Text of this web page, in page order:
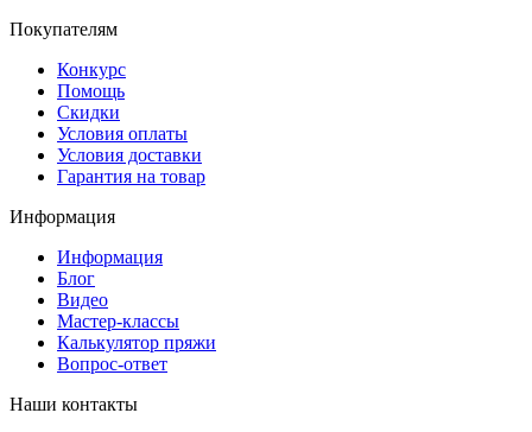
Покупателям
Конкурс
Помощь
Скидки
Условия оплаты
Условия доставки
Гарантия на товар
Информация
Информация
Блог
Видео
Мастер-классы
Калькулятор пряжи
Вопрос-ответ
Наши контакты